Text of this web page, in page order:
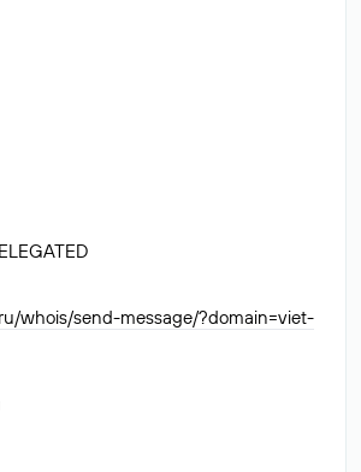
whois/send-message/?domain=viet-